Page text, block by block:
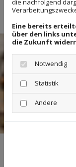
die nachfolgend
Eine bereits
über den links
die Zukunft
Notwendig
Statistik
Andere